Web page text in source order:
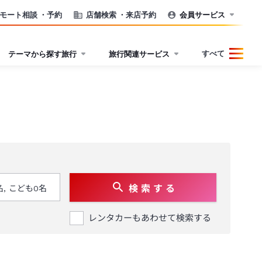
ート相談 ・予約 店舗検索 ・来店予約 会員サービス
テーマから探す旅行 旅行関連サービス すべて
検 索 す る
レンタカーもあわせて検索する